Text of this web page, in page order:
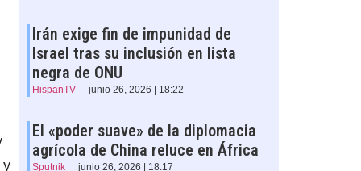
y
Irán exige fin de impunidad de
Israel tras su inclusión en lista
negra de ONU
HispanTV junio 26, 2026 | 18:22
El «poder suave» de la diplomacia
agrícola de China reluce en África
Sputnik junio 26, 2026 | 18:17